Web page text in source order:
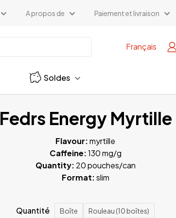
A propos de Paiement et livraison
Français
Soldes
Fedrs Energy Myrtille
Flavour:myrtille
Caffeine:130 mg/g
Quantity: 20 pouches/can
Format:slim
Quantité Boîte Rouleau (10 boîtes)